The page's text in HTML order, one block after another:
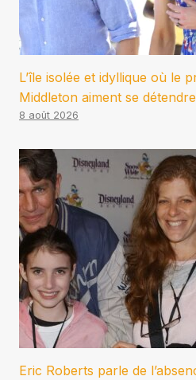
L’île isolée et idyllique où le
Middleton aiment se détendre
8 août 2026
Eric Roberts parle de